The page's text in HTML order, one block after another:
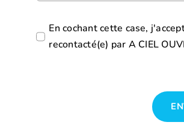
En cochant cette case,
recontacté(e) par A CIEL